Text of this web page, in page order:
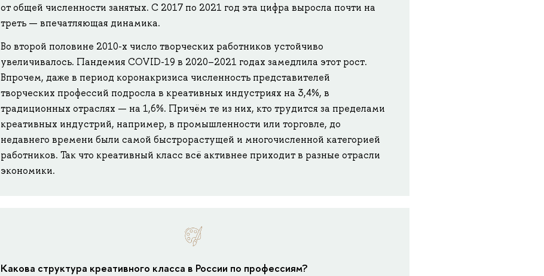
от общей численности занятых. С 2017 по 2021 год эта цифра выросла почти на
треть — впечатляющая динамика.
Во второй половине 2010-х число творческих работников устойчиво
увеличивалось. Пандемия COVID-19 в 2020–2021 годах замедлила этот рост.
Впрочем, даже в период коронакризиса численность представителей
творческих профессий подросла в креативных индустриях на 3,4%, в
традиционных отраслях — на 1,6%. Причём те из них, кто трудится за пределами
креативных индустрий, например, в промышленности или торговле, до
недавнего времени были самой быстрорастущей и многочисленной категорией
работников. Так что креативный класс всё активнее приходит в разные отрасли
экономики.
Какова структура креативного класса в России по профессиям?